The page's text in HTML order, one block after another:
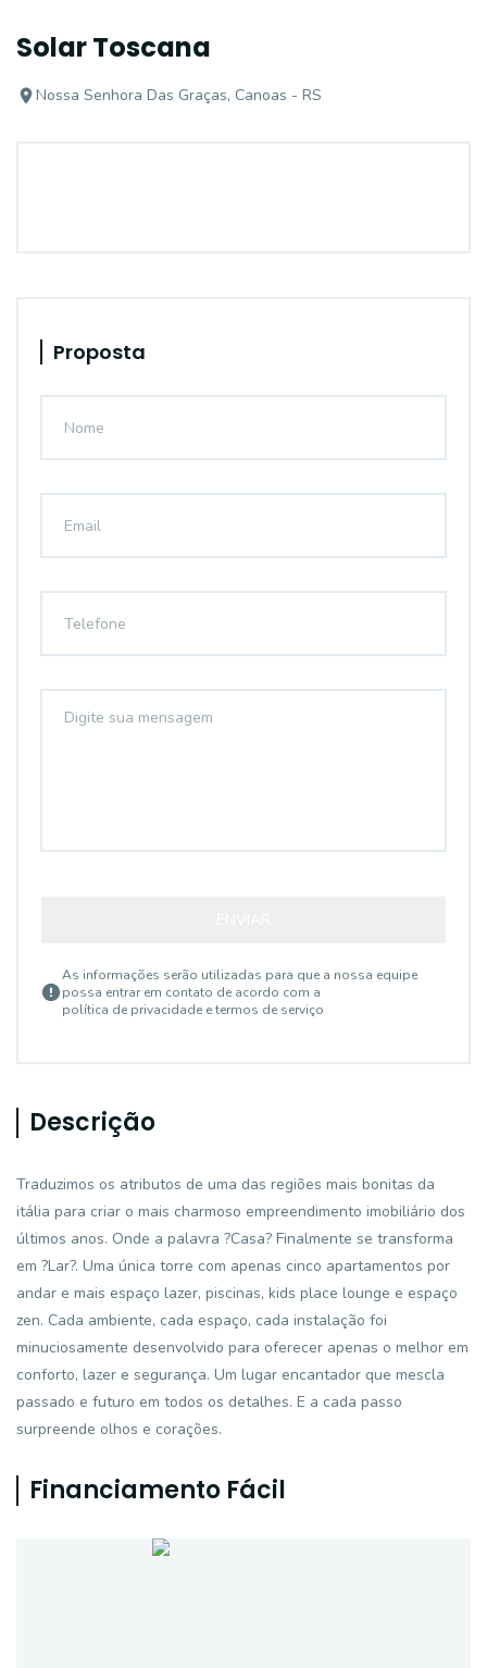
Solar Toscana
Nossa Senhora Das Graças, Canoas - RS
Proposta
As informações serão utilizadas para que a nossa equipe
possa entrar em contato de acordo com a
política de privacidade e termos de serviço
Descrição
Traduzimos os atributos de uma das regiões mais bonitas da
itália para criar o mais charmoso empreendimento imobiliário dos
últimos anos. Onde a palavra ?Casa? Finalmente se transforma
em ?Lar?. Uma única torre com apenas cinco apartamentos por
andar e mais espaço lazer, piscinas, kids place lounge e espaço
zen. Cada ambiente, cada espaço, cada instalação foi
minuciosamente desenvolvido para oferecer apenas o melhor em
conforto, lazer e segurança. Um lugar encantador que mescla
passado e futuro em todos os detalhes. E a cada passo
surpreende olhos e corações.
Financiamento Fácil